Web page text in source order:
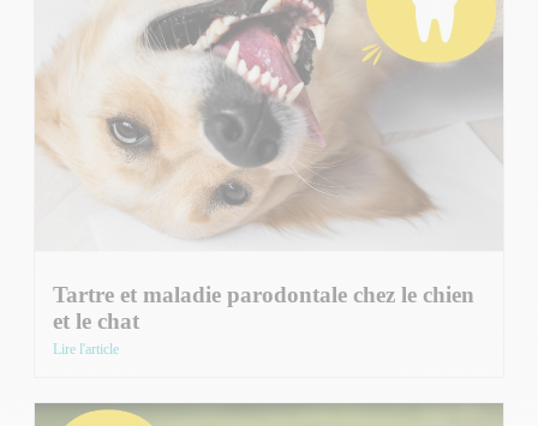
Tartre et maladie parodontale chez le chien
et le chat
Lire l'article